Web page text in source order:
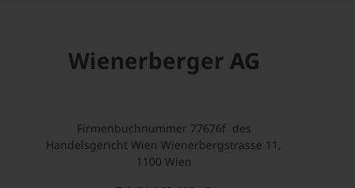
Wienerberger AG
Firmenbuchnummer 77676f des
Handelsgericht Wien Wienerbergstrasse 11,
1100 Wien